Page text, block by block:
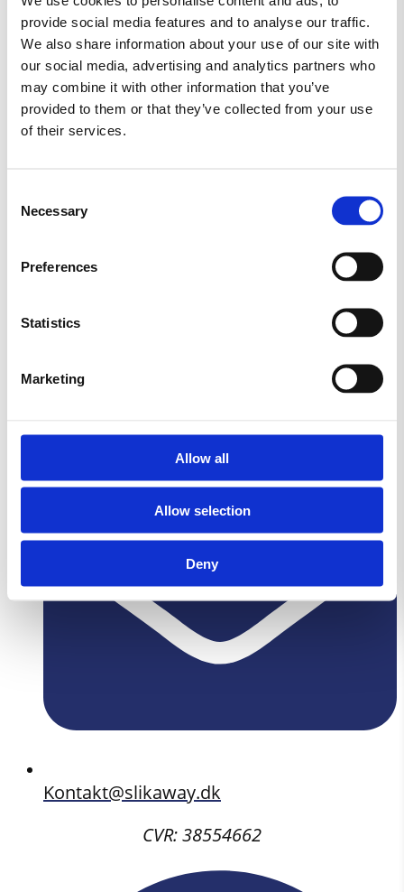
provide social media features and to analyse our traffic.
We also share information about your use of our site with
our social media, advertising and analytics partners who
may combine it with other information that you’ve
provided to them or that they’ve collected from your use
of their services.
Selection
Necessary
Preferences
Statistics
Marketing
Allow all
Allow selection
Deny
RED BAND SALTLAKRIDS SKITTLES
SKUM SLIKAWAY
SLIK KASSER (KØB 2 KG.)
TILBUD
TYGGEGUMMI VINGUMMI
Kontakt@slikaway.dk
CVR: 38554662